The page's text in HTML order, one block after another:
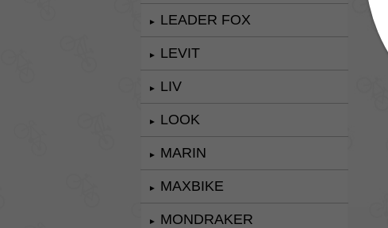
► LEADER FOX
► LEVIT
► LIV
► LOOK
► MARIN
► MAXBIKE
► MONDRAKER